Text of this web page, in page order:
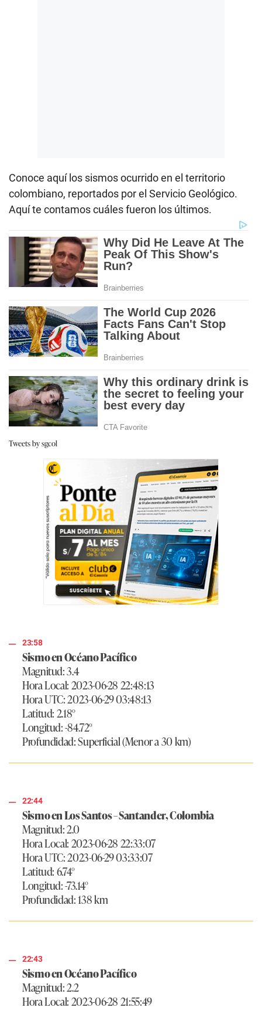
Conoce aquí los sismos ocurrido en el territorio
colombiano, reportados por el Servicio Geológico.
Aquí te contamos cuáles fueron los últimos.
Tweets by sgcol
23:58
Sismo en Océano Pacífico
Magnitud: 3.4
Hora Local: 2023-06-28 22:48:13
Hora UTC: 2023-06-29 03:48:13
Latitud: 2.18°
Longitud: -84.72°
Profundidad: Superficial (Menor a 30 km)
22:44
Sismo en Los Santos – Santander, Colombia
Magnitud: 2.0
Hora Local: 2023-06-28 22:33:07
Hora UTC: 2023-06-29 03:33:07
Latitud: 6.74°
Longitud: -73.14°
Profundidad: 138 km
22:43
Sismo en Océano Pacífico
Magnitud: 2.2
Hora Local: 2023-06-28 21:55:49